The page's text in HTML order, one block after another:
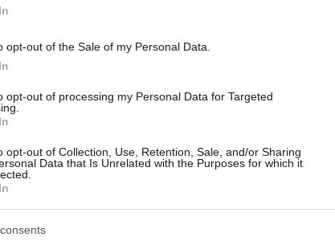
opt-out of the Sale of my Personal Data.
opt-out of processing my Personal Data for Targeted
opt-out of Collection, Use, Retention, Sale, and/or Sharing
Data that Is Unrelated with the Purposes for which it
protothema.gr στο Google News
Ειδήσειςαπό την Ελλάδα και τον Κόσμο, τη
στο
(1) ΠΡΟΣΘΗΚΗ ΣΧΟΛΙΟΥ
21:21